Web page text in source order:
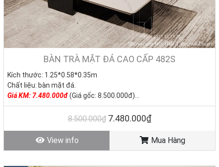
BÀN TRÀ MẶT ĐÁ CAO CẤP 482S
Kích thước: 1.25*0.58*0.35m
Chất liệu: bàn mặt đá.
GiáKM: 7.480.000đ(Giá gốc: 8.500.000đ)
Tình trạng: Hàng mới - Còn hàng
8.500.000₫ 7.480.000₫
View info Mua Hàng